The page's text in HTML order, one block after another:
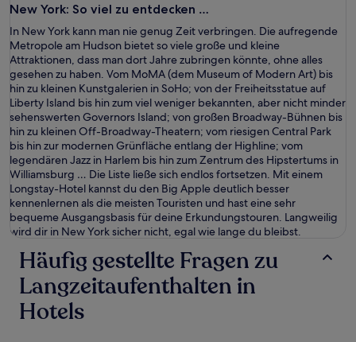
New York: So viel zu entdecken …
In New York kann man nie genug Zeit verbringen. Die aufregende
Metropole am Hudson bietet so viele große und kleine
Attraktionen, dass man dort Jahre zubringen könnte, ohne alles
gesehen zu haben. Vom MoMA (dem Museum of Modern Art) bis
hin zu kleinen Kunstgalerien in SoHo; von der Freiheitsstatue auf
Liberty Island bis hin zum viel weniger bekannten, aber nicht minder
sehenswerten Governors Island; von großen Broadway-Bühnen bis
hin zu kleinen Off-Broadway-Theatern; vom riesigen Central Park
bis hin zur modernen Grünfläche entlang der Highline; vom
legendären Jazz in Harlem bis hin zum Zentrum des Hipstertums in
Williamsburg … Die Liste ließe sich endlos fortsetzen. Mit einem
Longstay-Hotel kannst du den Big Apple deutlich besser
kennenlernen als die meisten Touristen und hast eine sehr
bequeme Ausgangsbasis für deine Erkundungstouren. Langweilig
wird dir in New York sicher nicht, egal wie lange du bleibst.
Häufig gestellte Fragen zu
Langzeitaufenthalten in
Hotels